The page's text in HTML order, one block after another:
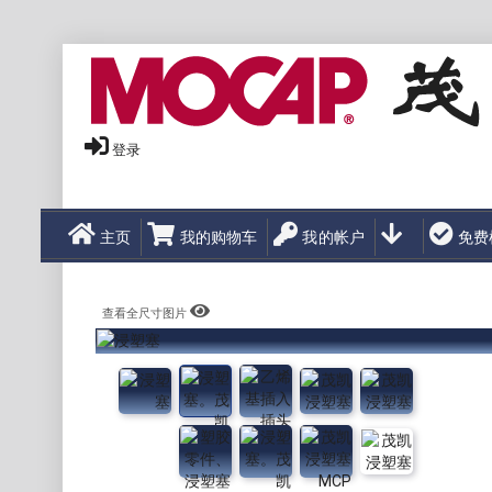
登录
主页 我的购物车 我的帐户 免费
查看全尺寸图片